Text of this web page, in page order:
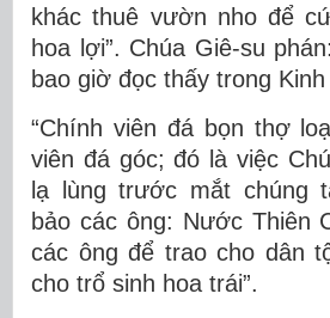
khác thuê vườn nho để
hoa lợi”. Chúa Giê-su
bao giờ đọc thấy trong
“Chính viên đá bọn thợ
viên đá góc; đó là việc
lạ lùng trước mắt chúng
bảo các ông: Nước Thiên
các ông để trao cho dân
cho trổ sinh hoa trái”.